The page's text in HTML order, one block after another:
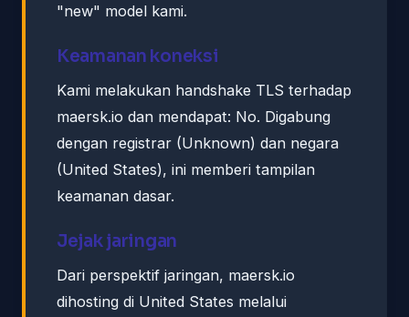
"new" model kami.
Keamanan koneksi
Kami melakukan handshake TLS terhadap
maersk.io dan mendapat: No. Digabung
dengan registrar (Unknown) dan negara
(United States), ini memberi tampilan
keamanan dasar.
Jejak jaringan
Dari perspektif jaringan, maersk.io
dihosting di United States melalui